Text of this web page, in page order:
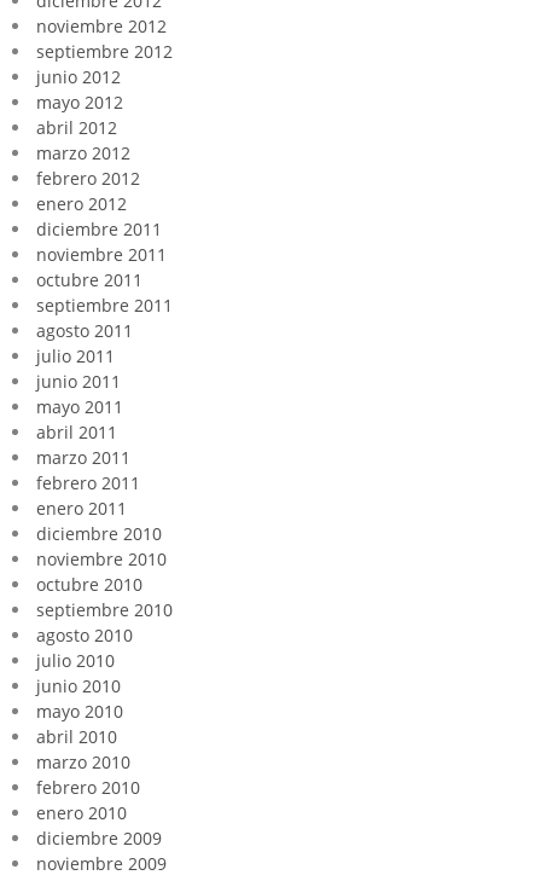
noviembre 2012
septiembre 2012
junio 2012
mayo 2012
abril 2012
marzo 2012
febrero 2012
enero 2012
diciembre 2011
noviembre 2011
octubre 2011
septiembre 2011
agosto 2011
julio 2011
junio 2011
mayo 2011
abril 2011
marzo 2011
febrero 2011
enero 2011
diciembre 2010
noviembre 2010
octubre 2010
septiembre 2010
agosto 2010
julio 2010
junio 2010
mayo 2010
abril 2010
marzo 2010
febrero 2010
enero 2010
diciembre 2009
noviembre 2009